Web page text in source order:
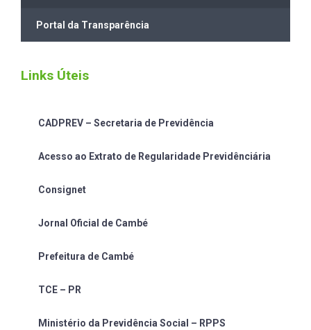
Portal da Transparência
Links Úteis
CADPREV – Secretaria de Previdência
Acesso ao Extrato de Regularidade Previdênciária
Consignet
Jornal Oficial de Cambé
Prefeitura de Cambé
TCE – PR
Ministério da Previdência Social – RPPS